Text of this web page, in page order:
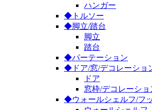
ハンガー
◆トルソー
◆脚立/踏台
脚立
踏台
◆パーテーション
◆ドア/窓/デコレーショ
ドア
窓枠/デコレーショ
◆ウォールシェルフ/フ